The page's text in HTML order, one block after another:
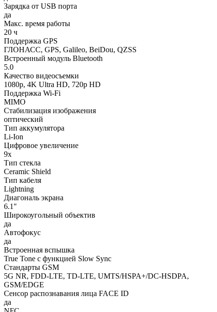
Зарядка от USB порта
да
Макс. время работы
20 ч
Поддержка GPS
ГЛОНАСС, GPS, Galileo, BeiDou, QZSS
Встроенный модуль Bluetooth
5.0
Качество видеосъемки
1080р, 4K Ultra HD, 720p HD
Поддержка Wi-Fi
MIMO
Стабилизация изображения
оптический
Тип аккумулятора
Li-Ion
Цифровое увеличение
9х
Тип стекла
Ceramic Shield
Тип кабеля
Lightning
Диагональ экрана
6.1"
Широкоугольный объектив
да
Автофокус
да
Встроенная вспышка
True Tone с функцией Slow Sync
Стандарты GSM
5G NR, FDD‑LTE, TD‑LTE, UMTS/HSPA+/DC‑HSDPA,
GSM/EDGE
Сенсор распознавания лица FACE ID
да